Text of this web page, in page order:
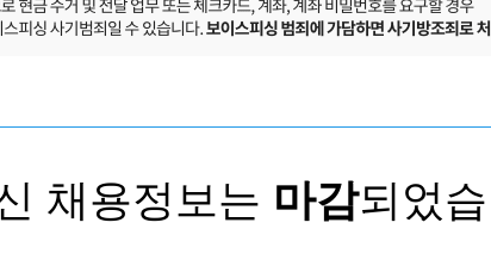
채용정보는 마감되었